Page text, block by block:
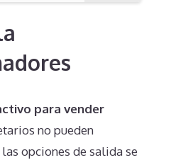
para vender
no pueden
opciones de salida se